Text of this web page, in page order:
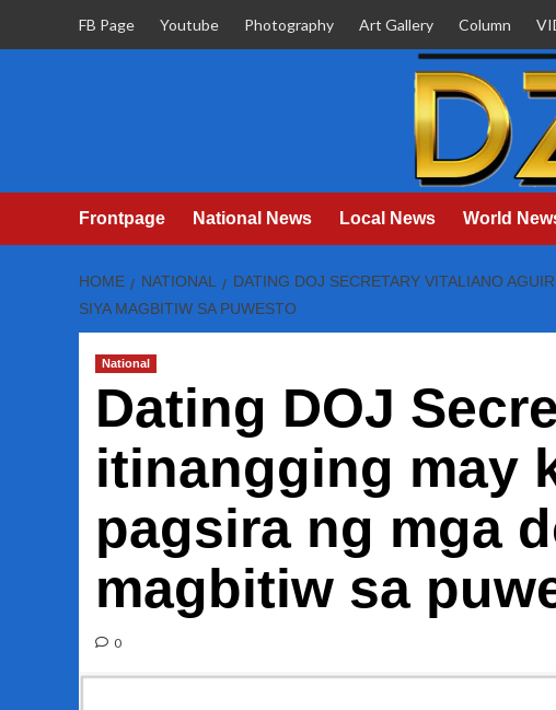
FB Page Youtube Photography Art Gallery Column
Frontpage National News Local News World
HOME NATIONAL
DATING DOJ SECRETARY VITALIANO
SIYA MAGBITIW SA PUWESTO
National
Dating DOJ
itinangging may
pagsira ng mga
magbitiw sa
0